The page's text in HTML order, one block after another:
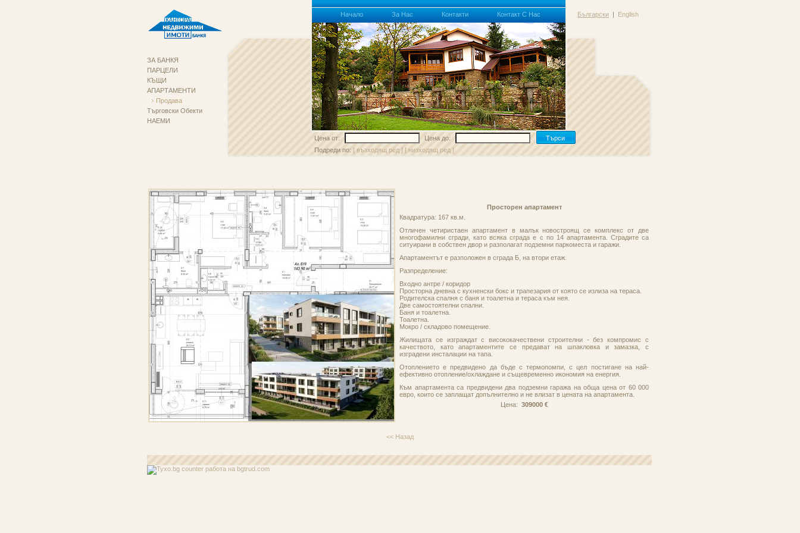
ЗА БАНКЯ
ПАРЦЕЛИ
КЪЩИ
АПАРТАМЕНТИ
Продава
Търговски Обекти
НАЕМИ
Начало За Нас Контакти Контакт С Нас Български | English
Цена от: Цена до:
Търси
Подреди по: [ възходящ ред ] [ низходящ ред ]
Просторен апартамент
Квадратура: 167 кв.м.
Отличен четиристаен апартамент в малък новостроящ се комплекс от две
многофамилни сгради, като всяка сграда е с по 14 апартамента. Сградите са
ситуирани в собствен двор и разполагат подземни паркоместа и гаражи.
Апартаментът е разположен в сграда Б, на втори етаж.
Разпределение:
Входно антре / коридор
Просторна дневна с кухненски бокс и трапезария от която се излиза на тераса.
Родителска спалня с баня и тоалетна и тераса към нея.
Две самостоятелни спални.
Баня и тоалетна.
Тоалетна.
Мокро / складово помещение.
Жилищата се изграждат с висококачествени строителни - без компромис с
качеството, като апартаментите се предават на шпакловка и замазка, с
изградени инсталации на тапа.
Отоплението е предвидено да бъде с термопомпи, с цел постигане на най-
ефективно отопление/охлаждане и същевременно икономия на енергия.
Към апартамента са предвидени два подземни гаража на обща цена от 60 000
евро, които се заплащат допълнително и не влизат в цената на апартамента.
Цена: 309000 €
<< Назад
работа на bgtrud.com